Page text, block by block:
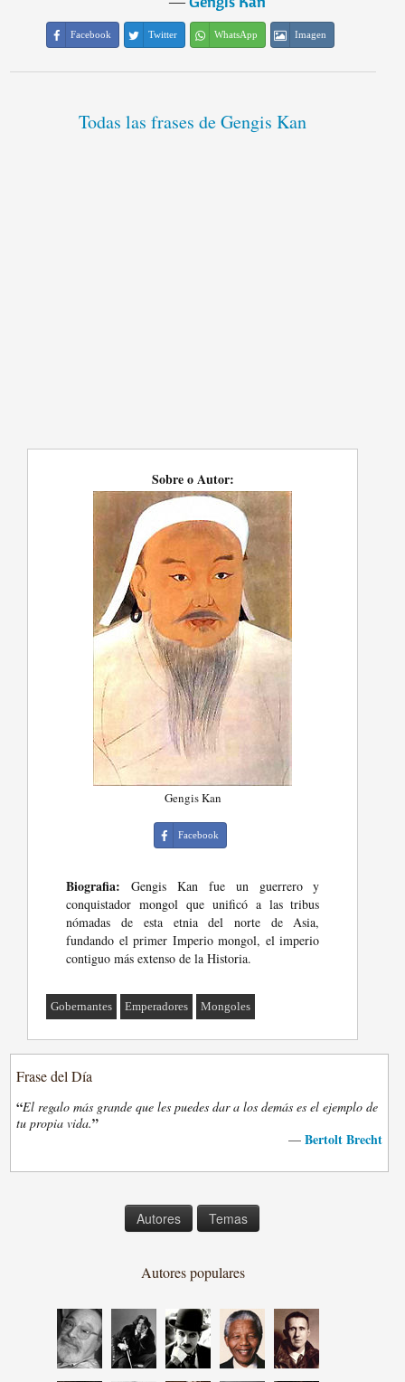
Facebook Twitter WhatsApp Imagen
Todas las frases de Gengis Kan
Sobre o Autor:
Gengis Kan
Facebook
Biografia: Gengis Kan fue un guerrero y
conquistador mongol que unificó a las tribus
nómadas de esta etnia del norte de Asia,
fundando el primer Imperio mongol, el imperio
contiguo más extenso de la Historia.
Gobernantes Emperadores Mongoles
Frase del Día
“El regalo más grande que les puedes dar a los demás es el ejemplo de
tu propia vida.”
— Bertolt Brecht
Autores Temas
Autores populares